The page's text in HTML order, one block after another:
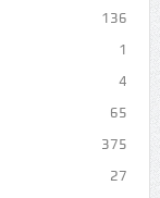
136
1
4
65
375
27